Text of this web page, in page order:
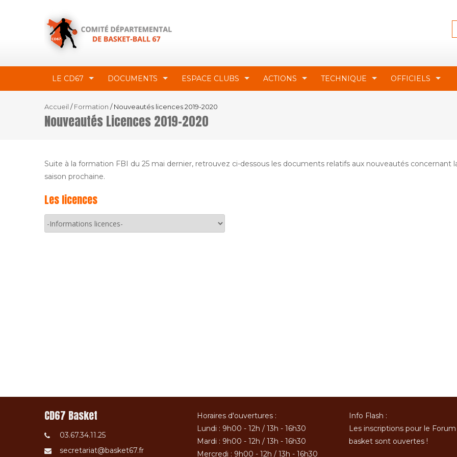
LE CD67 DOCUMENTS ESPACE CLUBS ACTIONS TECHNIQUE OFFICIELS
Accueil /Formation /Nouveautés licences 2019-2020
Nouveautés Licences 2019-2020
Suite à la formation FBI du 25 mai dernier, retrouvez ci-dessous les documents relatifs aux nouveautés concernant
saison prochaine.
Les licences
CD67 Basket
03.67.34.11.25
secretariat@basket67.fr
Horaires d'ouvertures :
Lundi : 9h00 - 12h / 13h - 16h30
Mardi : 9h00 - 12h / 13h - 16h30
Mercredi : 9h00 - 12h / 13h - 16h30
Info Flash :
Les inscriptions pour le
basket sont ouvertes !